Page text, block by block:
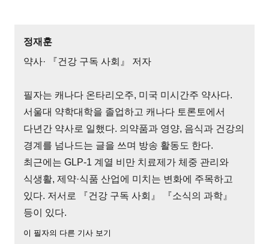
정재훈
약사· 『건강 구독 사회』 저자
필자는 캐나다 온타리오주, 미국 미시간주 약사다.
서울대 약학대학을 졸업하고 캐나다 토론토에서
다년간 약사로 일했다. 의약품과 영양, 음식과 건강의
경계를 넘나드는 글을 쓰며 방송 활동도 한다.
최근에는 GLP-1 계열 비만 치료제가 체중 관리와
식생활, 제약·식품 산업에 미치는 변화에 주목하고
있다. 저서로 『건강 구독 사회』 『소식의 과학』
등이 있다.
이 필자의 다른 기사 보기